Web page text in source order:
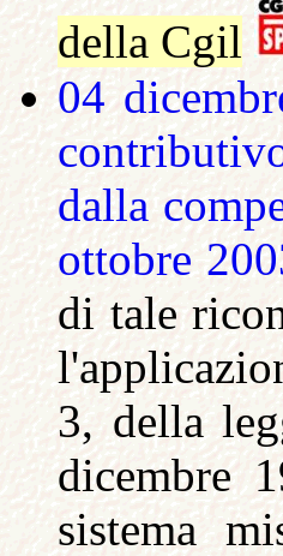
della Cgil
04
dalla
ottobre
di tale
3, della
dicembre
sistema